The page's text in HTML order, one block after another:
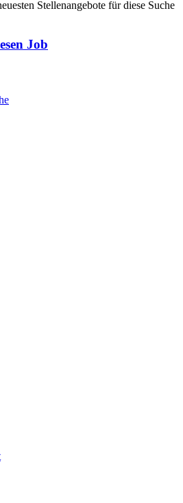
Stellenangebote für diese Suche
Job